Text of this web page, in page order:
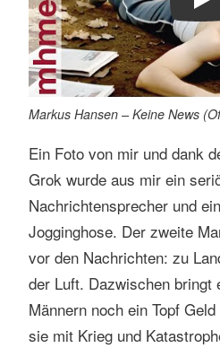
Play
Markus Hansen – Keine News
Ein Foto von mir und dank
Grok wurde aus mir ein
Nachrichtensprecher und
Jogginghose. Der zweite
vor den Nachrichten: zu
der Luft. Dazwischen bringt
Männern noch ein Topf
sie mit Krieg und